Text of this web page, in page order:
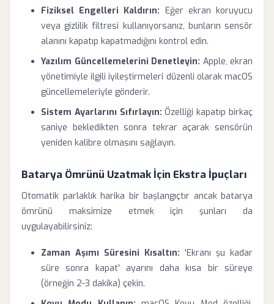
Fiziksel Engelleri Kaldırın: Eğer ekran koruyucu
veya gizlilik filtresi kullanıyorsanız, bunların sensör
alanını kapatıp kapatmadığını kontrol edin.
Yazılım Güncellemelerini Denetleyin: Apple, ekran
yönetimiyle ilgili iyileştirmeleri düzenli olarak macOS
güncellemeleriyle gönderir.
Sistem Ayarlarını Sıfırlayın: Özelliği kapatıp birkaç
saniye bekledikten sonra tekrar açarak sensörün
yeniden kalibre olmasını sağlayın.
Batarya Ömrünü Uzatmak İçin Ekstra İpuçları
Otomatik parlaklık harika bir başlangıçtır ancak batarya
ömrünü maksimize etmek için şunları da
uygulayabilirsiniz:
Zaman Aşımı Süresini Kısaltın: 'Ekranı şu kadar
süre sonra kapat' ayarını daha kısa bir süreye
(örneğin 2-3 dakika) çekin.